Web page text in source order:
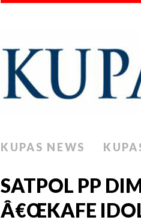
KUPAS NEWS
SATPOL PP
Â€ŒKAFE